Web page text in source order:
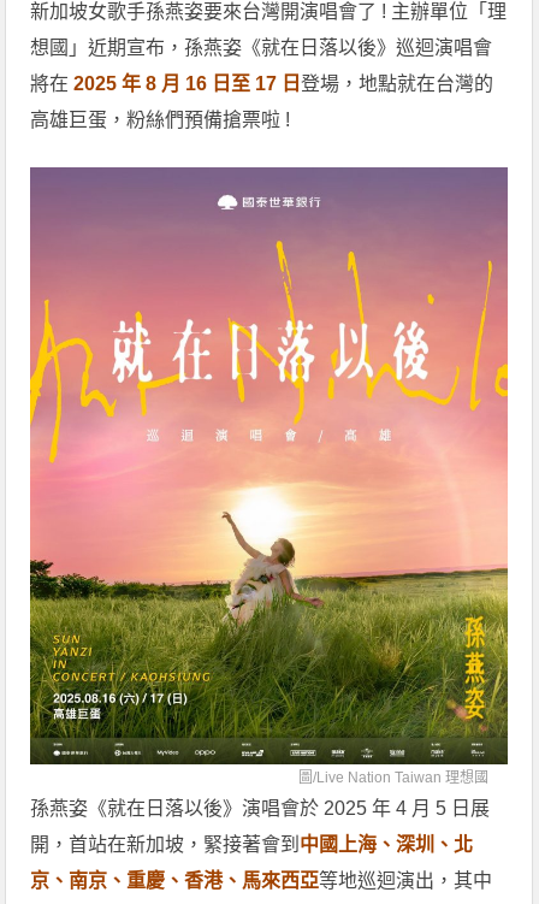
新加坡女歌手孫燕姿要來台灣開演唱會了 ! 主辦單位「理
想國」近期宣布，孫燕姿《就在日落以後》巡迴演唱會
將在 2025 年 8 月 16 日至 17 日登場，地點就在台灣的
高雄巨蛋，粉絲們預備搶票啦 !
圖/Live Nation Taiwan 理想國
孫燕姿《就在日落以後》演唱會於 2025 年 4 月 5 日展
開，首站在新加坡，緊接著會到 中國上海、深圳、北
京、南京、重慶、香港、馬來西亞等地巡迴演出，其中